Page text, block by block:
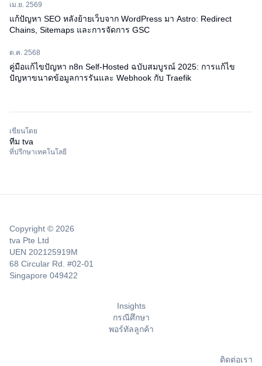
เม.ย. 2569
แก้ปัญหา SEO หลังย้ายเว็บจาก WordPress มา Astro: Redirect
Chains, Sitemaps และการจัดการ GSC
ต.ค. 2568
คู่มือแก้ไขปัญหา n8n Self-Hosted ฉบับสมบูรณ์ 2025: การแก้ไข
ปัญหาขนาดข้อมูลการรันและ Webhook กับ Traefik
เขียนโดย
ทีม tva
ที่ปรึกษาเทคโนโลยี
Copyright © 2026
tva Pte Ltd
UEN 202125919M
68 Circular Rd. #02-01
Singapore 049422
Insights
กรณีศึกษา
พอร์ทัลลูกค้า
ติดต่อเรา